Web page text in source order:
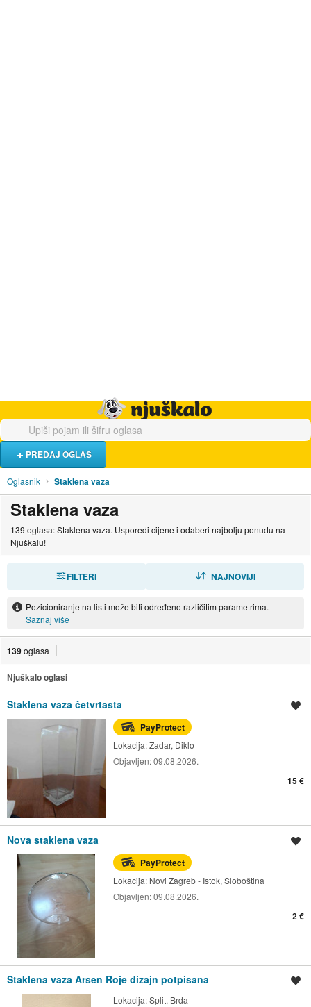
PREDAJ OGLAS
Oglasnik Staklena vaza
Staklena vaza
139 oglasa: Staklena vaza. Usporedi cijene i odaberi najbolju ponudu na
Njuškalu!
FILTERI NAJNOVIJI
Pozicioniranje na listi može biti određeno različitim parametrima.
Saznaj više
139oglasa
Njuškalo oglasi
Staklena vaza četvrtasta
PayProtect
Lokacija:Zadar, Diklo
Objavljen:09.08.2026.
15 €
Nova staklena vaza
PayProtect
Lokacija: Novi Zagreb - Istok, Sloboština
Objavljen:09.08.2026.
2 €
Staklena vaza Arsen Roje dizajn potpisana
Lokacija:Split, Brda